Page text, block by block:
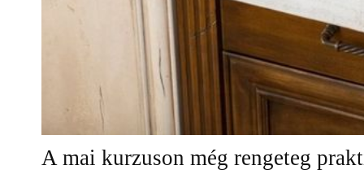
A mai kurzuson még rengeteg